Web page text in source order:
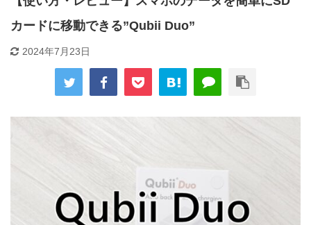
カードに移動できる”Qubii Duo”
2024年7月23日